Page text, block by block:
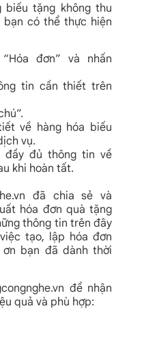
tặng không thu
bạn có thể thực hiện
đơn” và nhấn
tin cần thiết trên
về hàng hóa biếu
vụ.
đầy đủ thông tin về
khi hoàn tất.
đã chia sẻ và
hóa đơn quà tặng
thông tin trên đây
tạo, lập hóa đơn
bạn đã dành thời
để nhận
quả và phù hợp: